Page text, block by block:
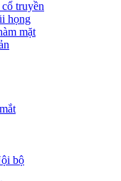
truyền
họng
mặt
bộ